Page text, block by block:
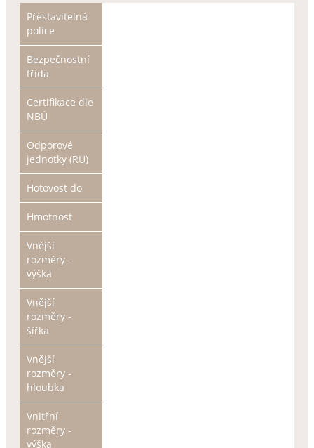
Přestavitelná
police
Bezpečnostní
třída
Certifikace dle
NBÚ
Odporové
jednotky (RU)
Hotovost do
Hmotnost
Vnější
rozměry -
výška
Vnější
rozměry -
šířka
Vnější
rozměry -
hloubka
Vnitřní
rozměry -
výška